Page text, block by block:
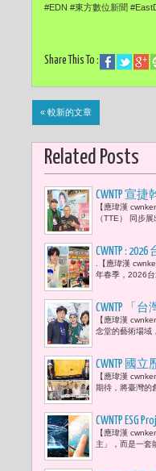
#EDN #東方數位新聞
Share This To :
« 較新的文章
Related Posts
CWNTP 宣
入「健康
【應瑋漢
（TTE） 同步
CWNTP :
日、韓、泰
.【應瑋漢
年春季，2026
CWNTP 「
黃文德、
【應瑋漢
念堂的藝術場域
CWNTP 國
幅常玉真
【應瑋漢
期待，將臺灣的
CWNTP
【應瑋漢
主」，而是一套